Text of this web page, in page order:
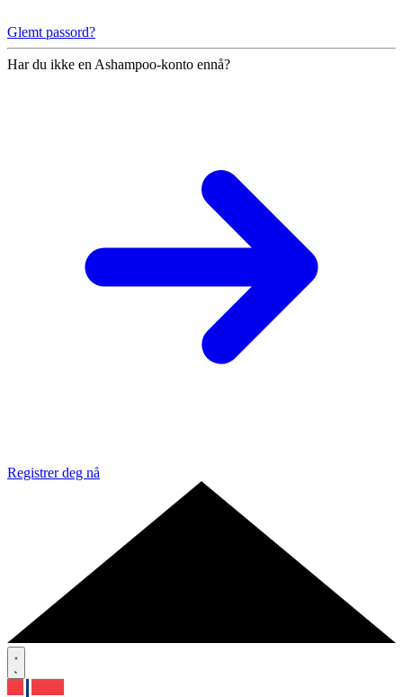
Glemt passord?
Har du ikke en Ashampoo-konto ennå?
Registrer deg nå